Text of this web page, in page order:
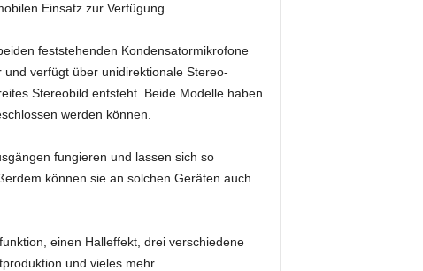
Einsatz zur Verfügung.
feststehenden Kondensatormikrofone
verfügt über unidirektionale Stereo-
Stereobild entsteht. Beide Modelle haben
werden können.
fungieren und lassen sich so
können sie an solchen Geräten auch
einen Halleffekt, drei verschiedene
und vieles mehr.